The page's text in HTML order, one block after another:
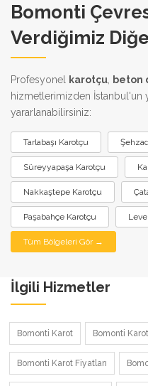
Bomonti
Verdiğimiz
Profesyonel karotçu beton
hizmetlerimizden İstanbul'un
yararlanabilirsiniz:
Tarlabaşı Karotçu
Süreyyapaşa Karotçu
Nakkaştepe Karotçu
Paşabahçe Karotçu
Tüm Bölgeleri Gör →
İlgili Hizmetler
Bomonti Karot Bomonti
Bomonti Karot Fiyatları